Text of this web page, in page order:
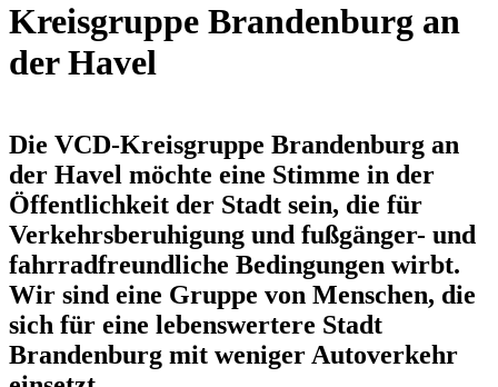
Kreisgruppe Brandenburg an
der Havel
Die VCD-Kreisgruppe Brandenburg an
der Havel möchte eine Stimme in der
Öffentlichkeit der Stadt sein, die für
Verkehrsberuhigung und fußgänger- und
fahrradfreundliche Bedingungen wirbt.
Wir sind eine Gruppe von Menschen, die
sich für eine lebenswertere Stadt
Brandenburg mit weniger Autoverkehr